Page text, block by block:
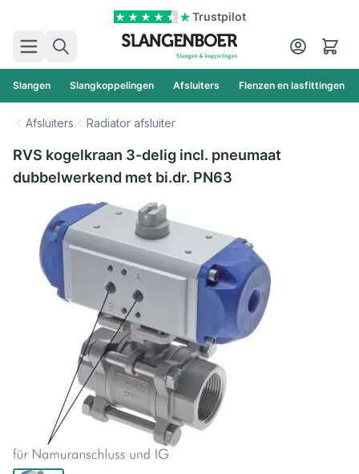
Trustpilot
Zoek
Cart
Slangen Slangkoppelingen Afsluiters Flenzen en lasfittingen
Afsluiters Radiator afsluiter
RVS kogelkraan 3-delig incl. pneumaat
dubbelwerkend met bi.dr. PN63